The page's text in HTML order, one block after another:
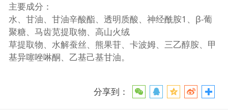
主要成分：
水、甘油、甘油辛酸酯、透明质酸、神经酰胺1、β-葡
聚糖、马齿苋提取物、高山火绒
草提取物、水解蚕丝、熊果苷、卡波姆、三乙醇胺、甲
基异噻唑啉酮、乙基己基甘油。
分享到：